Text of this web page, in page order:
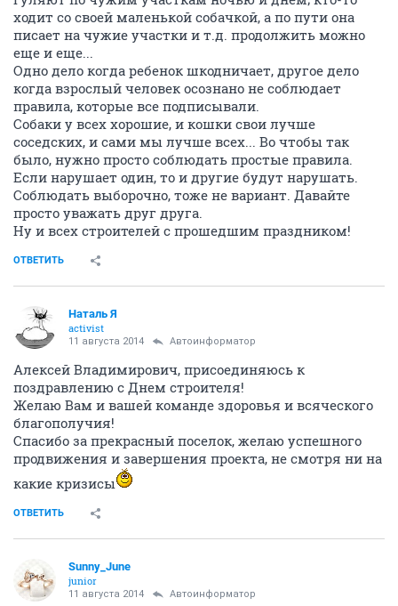
ходит со своей маленькой собачкой, а по пути она
писает на чужие участки и т.д. продолжить можно
еще и еще...
Одно дело когда ребенок шкодничает, другое дело
когда взрослый человек осознано не соблюдает
правила, которые все подписывали.
Собаки у всех хорошие, и кошки свои лучше
соседских, и сами мы лучше всех... Во чтобы так
было, нужно просто соблюдать простые правила.
Если нарушает один, то и другие будут нарушать.
Соблюдать выборочно, тоже не вариант. Давайте
просто уважать друг друга.
Ну и всех строителей с прошедшим праздником!
ОТВЕТИТЬ
Наталь Я
activist
11 августа 2014 Автоинформатор
Алексей Владимирович, присоединяюсь к
поздравлению с Днем строителя!
Желаю Вам и вашей команде здоровья и всяческого
благополучия!
Спасибо за прекрасный поселок, желаю успешного
продвижения и завершения проекта, не смотря ни на
какие кризисы
ОТВЕТИТЬ
Sunny_June
junior
11 августа 2014 Автоинформатор